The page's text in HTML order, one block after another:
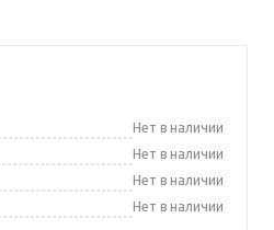
Нет в наличии
Нет в наличии
Нет в наличии
Нет в наличии